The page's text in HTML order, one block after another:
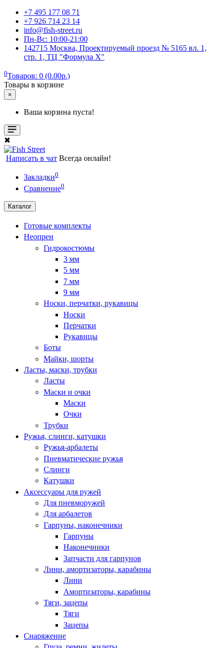
+7 495 177 08 71
+7 926 714 23 14
info@fish-street.ru
Пн-Вс: 10:00-21:00
142715 Москва, Проектируемый проезд № 5165 вл. 1,
стр. 1, ТЦ "Формула X"
0Товаров: 0 (0.00р.)
Товары в корзине
×
Ваша корзина пуста!
✖
Написать в чат Всегда онлайн!
Закладки0
Сравнение0
Каталог
Готовые комплекты
Неопрен
Гидрокостюмы
3 мм
5 мм
7 мм
9 мм
Носки, перчатки, рукавицы
Носки
Перчатки
Рукавицы
Боты
Майки, шорты
Ласты, маски, трубки
Ласты
Маски и очки
Маски
Очки
Трубки
Ружья, слинги, катушки
Ружья-арбалеты
Пневматические ружья
Слинги
Катушки
Аксессуары для ружей
Для пневморужей
Для арбалетов
Гарпуны, наконечники
Гарпуны
Наконечники
Запчасти для гарпунов
Лини, амортизаторы, карабины
Лини
Амортизаторы, карабины
Тяги, зацепы
Тяги
Зацепы
Снаряжение